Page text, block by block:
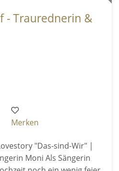
- Traurednerin &
Merken
"Das-sind-Wir" |
Moni Als Sängerin